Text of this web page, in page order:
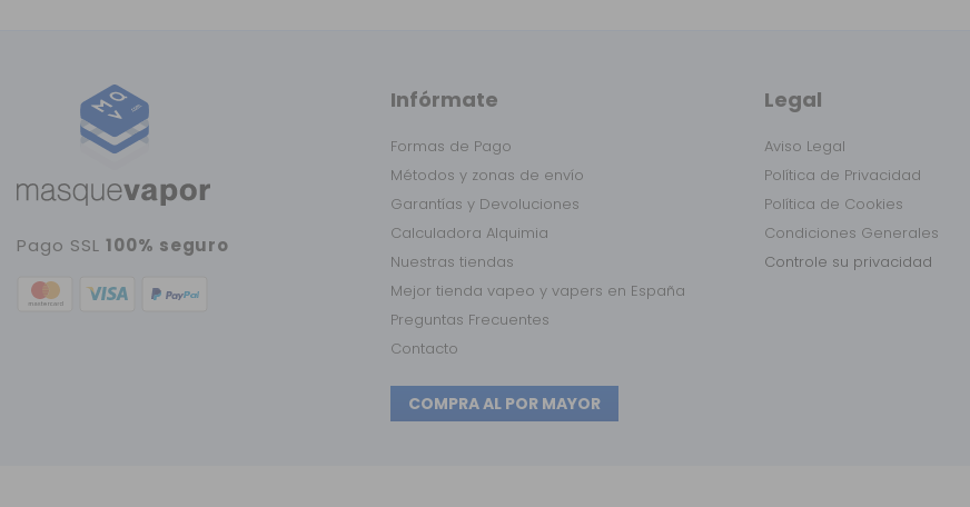
Pago SSL 100% seguro
Infórmate
Formas de Pago
Métodos y zonas de envío
Garantías y Devoluciones
Calculadora Alquimia
Nuestras tiendas
Mejor tienda vapeo y vapers en España
Preguntas Frecuentes
Contacto
COMPRA AL POR MAYOR
Legal
Aviso Legal
Política de Privacidad
Política de Cookies
Condiciones Generales
Controle su privacidad